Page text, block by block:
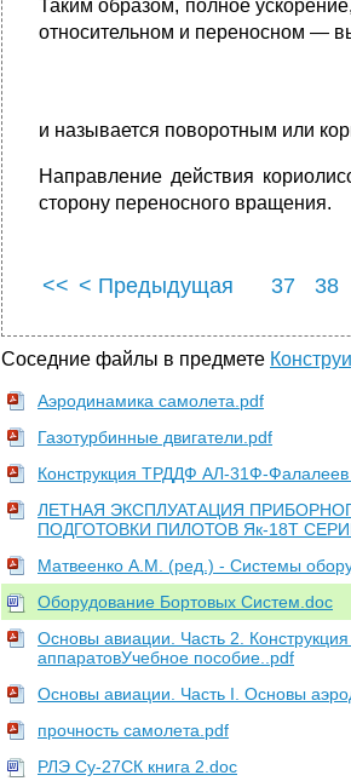
Таким образом, полное
относитель­ном и переносном —
и называется поворотным или
Направление действия
сторону переносного вращения.
<< < Предыдущая 37 38
Соседние файлы в предмете
Аэродинамика самолета.pdf
Газотурбинные двигатели.pdf
Конструкция ТРДДФ АЛ-31Ф-
ЛЕТНАЯ ЭКСПЛУАТАЦИЯ
ПОДГОТОВКИ ПИЛОТОВ Як-18Т
Матвеенко А.М. (ред.) - Системы
Оборудование Бортовых Систем.doc
Основы авиации. Часть 2.
аппаратовУчебное пособие..pdf
Основы авиации. Часть I. Основы
прочность самолета.pdf
РЛЭ Су-27СК книга 2.doc